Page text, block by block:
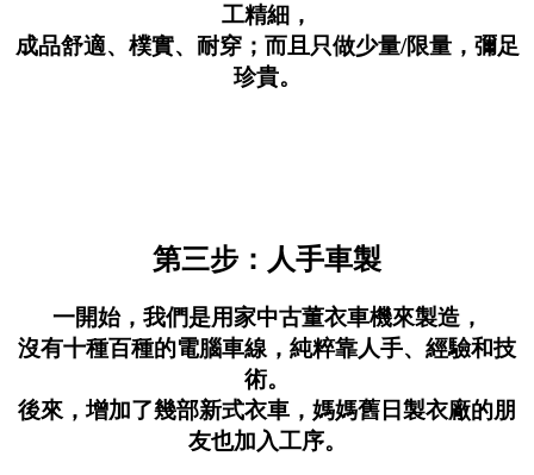
工精細，
成品舒適、樸實、耐穿；而且只做少量/限量，彌足
珍貴。
第三步：人手車製
一開始，我們是用家中古董衣車機來製造，
沒有十種百種的電腦車線，純粹靠人手、經驗和技
術。
後來，增加了幾部新式衣車，媽媽舊日製衣廠的朋
友也加入工序。